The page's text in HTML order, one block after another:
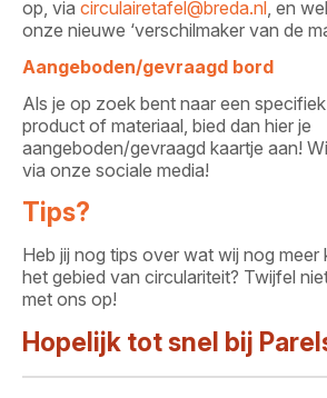
op, via circulairetafel@breda.nl, en
onze nieuwe ‘verschilmaker van de
Aangeboden/gevraagd bord
Als je op zoek bent naar een
product of materiaal, bied dan hier je
aangeboden/gevraagd kaartje aan!
via onze sociale media!
Tips?
Heb jij nog tips over wat wij nog meer
het gebied van circulariteit? Twijfel
met ons op!
Hopelijk tot snel bij